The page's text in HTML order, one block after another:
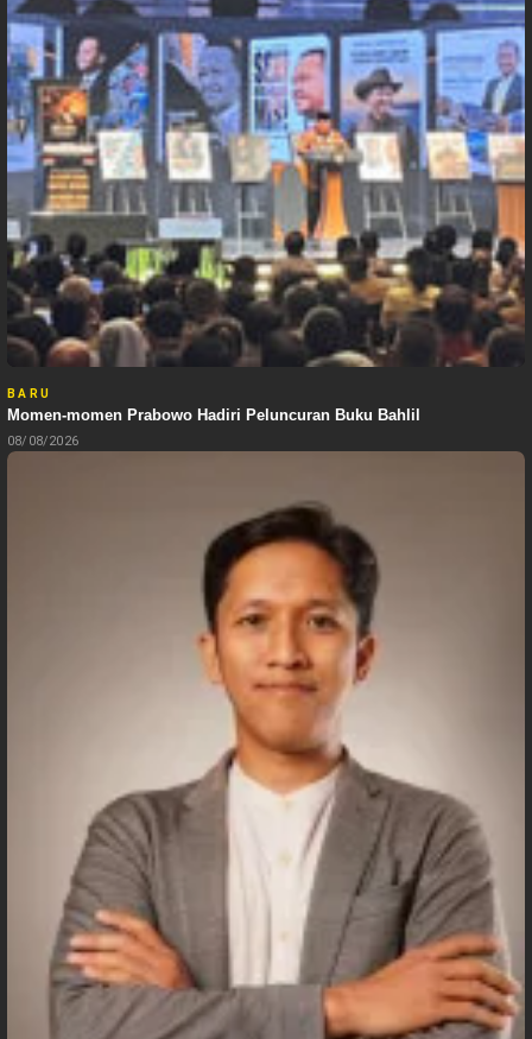
BARU
Momen-momen Prabowo Hadiri Peluncuran Buku Bahlil
08/08/2026